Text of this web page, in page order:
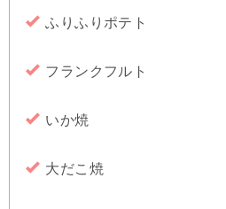
ふりふりポテト
フランクフルト
いか焼
大だこ焼